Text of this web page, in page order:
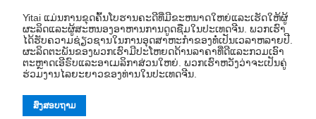
Yitai ແມ່ນການຂຸດຄົ້ນໂບຮານຄະດີທີ່ມີຂະຫນາດໃຫຍ່ແລະເຮັດໃຫ້ຜູ້
ຜະລິດແລະຜູ້ສະຫນອງອາຫານການດູດຊືມໃນປະເທດຈີນ. ພວກເຮົາ
ໄດ້ຮັບຄວາມຊ່ຽວຊານໃນການອຸດສາຫະກໍາຂອງທໍ່ເປັນເວລາຫລາຍປີ.
ຜະລິດຕະພັນຂອງພວກເຮົາມີປະໂຫຍດດ້ານລາຄາທີ່ດີແລະກວມເອົາ
ຕະຫຼາດເອີຣົບແລະອາເມລິກາສ່ວນໃຫຍ່. ພວກເຮົາຫວັງວ່າຈະເປັນຄູ່
ຮ່ວມງານໄລຍະຍາວຂອງທ່ານໃນປະເທດຈີນ.
ສົ່ງສອບຖາມ